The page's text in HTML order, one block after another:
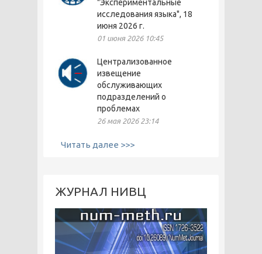
"Экспериментальные
исследования языка", 18
июня 2026 г.
01 июня 2026 10:45
Централизованное
извещение
обслуживающих
подразделений о
проблемах
26 мая 2026 23:14
Читать далее >>>
ЖУРНАЛ НИВЦ